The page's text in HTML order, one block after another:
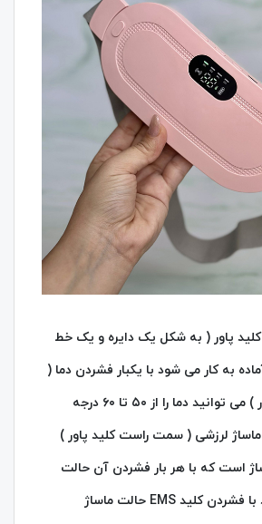
کلید پاور ( به شکل یک دایره و یک خط
به کار می شود با یکبار فشردن دما (
سمت چپ کلید پاور ) می توانید دما را از ۵۰ تا ۶۰ درجه
لرزشی ( سمت راست کلید پاور )
است که با هر بار فشردن آن حالت
ماساژ تغییر می کند با فشردن کلید EMS حالت ماساژ